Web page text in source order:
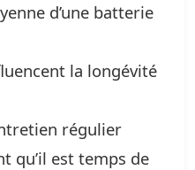
d’une batterie
la longévité
régulier
qu’il est temps de